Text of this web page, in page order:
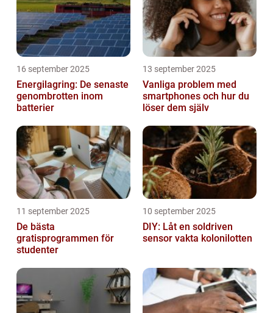
16 september 2025
Energilagring: De senaste
genombrotten inom
batterier
13 september 2025
Vanliga problem med
smartphones och hur du
löser dem själv
11 september 2025
De bästa
gratisprogrammen för
studenter
10 september 2025
DIY: Låt en soldriven
sensor vakta kolonilotten